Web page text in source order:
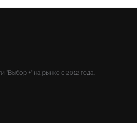
"Выбор +" на рынке с 2012 года.